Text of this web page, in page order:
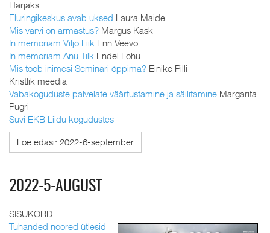
Harjaks
Eluringikeskus avab uksed Laura Maide
Mis värvi on armastus? Margus Kask
In memoriam Viljo Liik Enn Veevo
In memoriam Anu Tilk Endel Lohu
Mis toob inimesi Seminari õppima? Einike Pilli
Kristlik meedia
Vabakoguduste palvelate väärtustamine ja säilitamine Margarita
Pugri
Suvi EKB Liidu kogudustes
Loe edasi: 2022-6-september
2022-5-AUGUST
SISUKORD
Tuhanded noored ütlesid